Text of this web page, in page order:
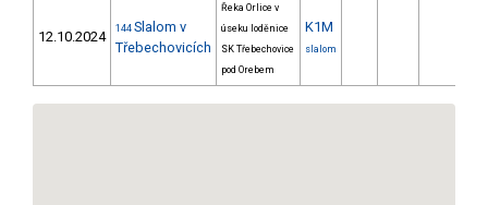
12.10.2024 144 Slalom v
Třebechovicích
Řeka Orlice v
úseku loděnice
SK Třebechovice
pod Orebem
K1M
slalom